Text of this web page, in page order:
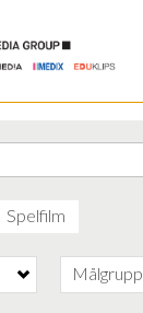
Spelfilm
Målgrupp